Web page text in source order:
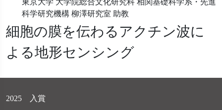
東京大学 大学院総合文化研究科 相関基礎科学系・先進
科学研究機構 柳澤研究室 助教
細胞の膜を伝わるアクチン波に
よる地形センシング
2025 入賞